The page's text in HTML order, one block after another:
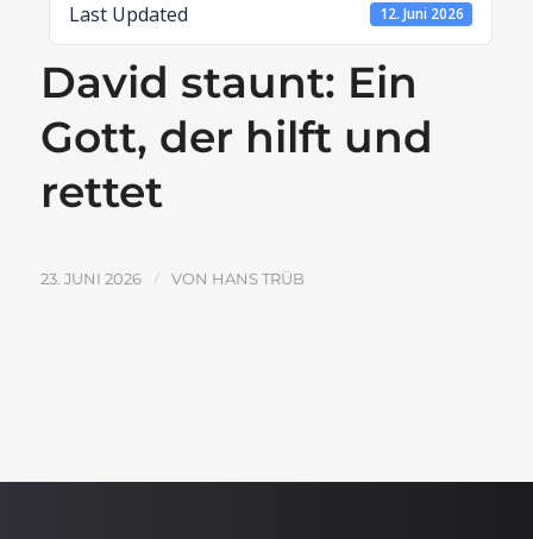
Last Updated 12. Juni 2026
David staunt: Ein
Gott, der hilft und
rettet
23. JUNI 2026 / VON HANS TRÜB